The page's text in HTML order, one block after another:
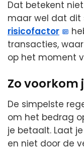
Dat betekent
maar wel dat dit
risicofactor
transacties,
op het moment
Zo voorkom
De simpelste
om het bedrag
je betaalt. Laat
en niet door de